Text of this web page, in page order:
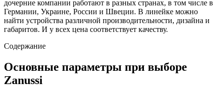
дочерние компании работают в разных странах, в том числе в
Германии, Украине, России и Швеции. В линейке можно
найти устройства различной производительности, дизайна и
габаритов. И у всех цена соответствует качеству.
Содержание
Основные параметры при выборе
Zanussi